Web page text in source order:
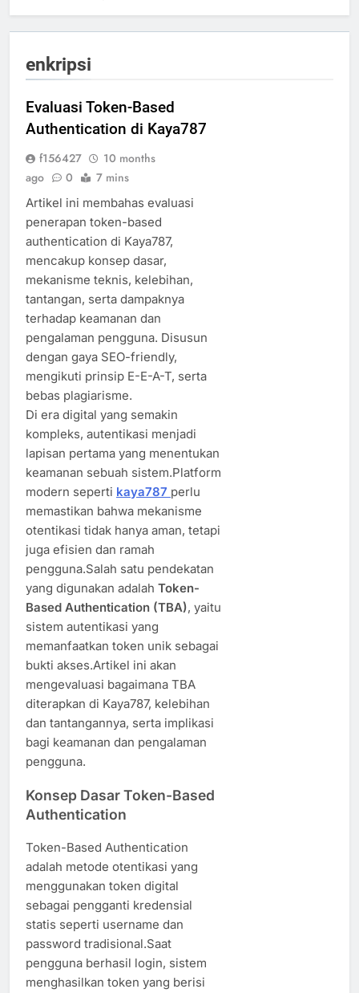
enkripsi
Evaluasi Token-Based
Authentication di Kaya787
f156427
10 months
ago
0 7 mins
Artikel ini membahas evaluasi
penerapan token-based
authentication di Kaya787,
mencakup konsep dasar,
mekanisme teknis, kelebihan,
tantangan, serta dampaknya
terhadap keamanan dan
pengalaman pengguna. Disusun
dengan gaya SEO-friendly,
mengikuti prinsip E-E-A-T, serta
bebas plagiarisme.
Di era digital yang semakin
kompleks, autentikasi menjadi
lapisan pertama yang menentukan
keamanan sebuah sistem.Platform
modern seperti kaya787 perlu
memastikan bahwa mekanisme
otentikasi tidak hanya aman, tetapi
juga efisien dan ramah
pengguna.Salah satu pendekatan
yang digunakan adalah Token-
Based Authentication (TBA), yaitu
sistem autentikasi yang
memanfaatkan token unik sebagai
bukti akses.Artikel ini akan
mengevaluasi bagaimana TBA
diterapkan di Kaya787, kelebihan
dan tantangannya, serta implikasi
bagi keamanan dan pengalaman
pengguna.
Konsep Dasar Token-Based
Authentication
Token-Based Authentication
adalah metode otentikasi yang
menggunakan token digital
sebagai pengganti kredensial
statis seperti username dan
password tradisional.Saat
pengguna berhasil login, sistem
menghasilkan token yang berisi